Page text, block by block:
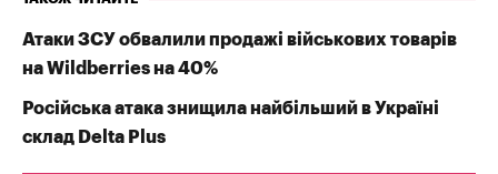
Атаки ЗСУ обвалили продажі військових товарів
на Wildberries на 40%
Російська атака знищила найбільший в Україні
склад Delta Plus